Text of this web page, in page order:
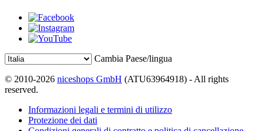
Cambia Paese/lingua
© 2010-2026 niceshops GmbH (ATU63964918) - All rights
reserved.
Informazioni legali e termini di utilizzo
Protezione dei dati